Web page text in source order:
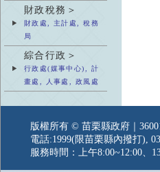
財政稅務＞
財政處, 主計處, 稅務
局
綜合行政＞
行政處(媒事中心), 計
畫處, 人事處, 政風處
版權所有 © 苗栗縣政府｜
電話:1999(限苗栗縣內撥打),
服務時間：上午8:00~12:00、